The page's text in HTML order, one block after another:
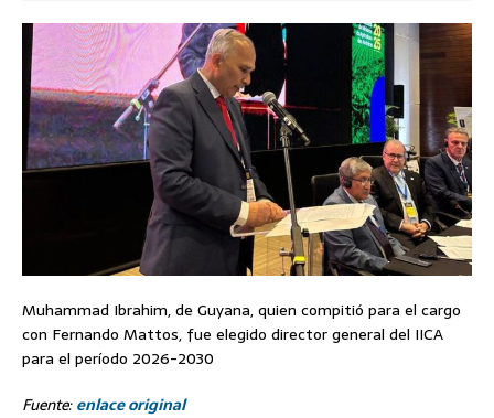
Muhammad Ibrahim, de Guyana, quien compitió para el cargo
con Fernando Mattos, fue elegido director general del IICA
para el período 2026-2030
Fuente:enlace original